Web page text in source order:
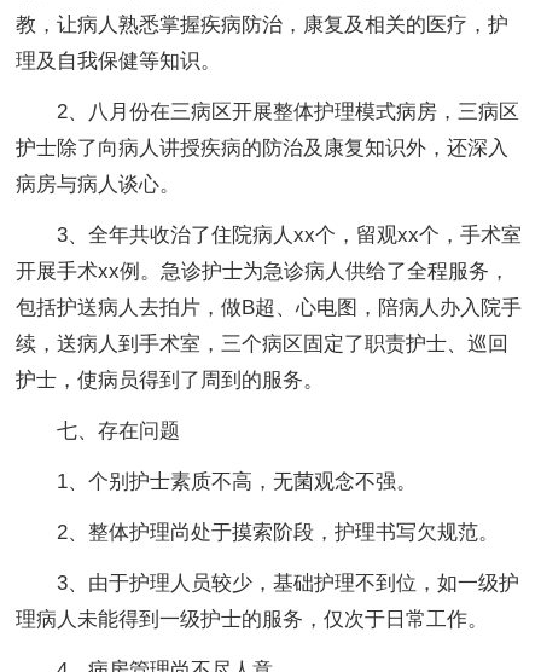
教，让病人熟悉掌握疾病防治，康复及相关的医疗，护
理及自我保健等知识。
2、八月份在三病区开展整体护理模式病房，三病区
护士除了向病人讲授疾病的防治及康复知识外，还深入
病房与病人谈心。
3、全年共收治了住院病人xx个，留观xx个，手术室
开展手术xx例。急诊护士为急诊病人供给了全程服务，
包括护送病人去拍片，做B超、心电图，陪病人办入院手
续，送病人到手术室，三个病区固定了职责护士、巡回
护士，使病员得到了周到的服务。
七、存在问题
1、个别护士素质不高，无菌观念不强。
2、整体护理尚处于摸索阶段，护理书写欠规范。
3、由于护理人员较少，基础护理不到位，如一级护
理病人未能得到一级护士的服务，仅次于日常工作。